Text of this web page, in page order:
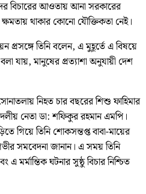
বিচারের আওতায় আনা সরকারের
ক্ষমতায় থাকার কোনো যৌক্তিকতা নেই।
প্রসঙ্গে তিনি বলেন, এ মুহূর্তে এ বিষয়ে
যায়, মানুষের প্রত্যাশা অনুযায়ী দেশ
নিহত চার বছরের শিশু ফাহিমার
নেতা ডা: শফিকুর রহমান এমপি।
গিয়ে তিনি শোকসন্তপ্ত বাবা-মায়ের
সমবেদনা জানান। এ সময় তিনি
এ মর্মান্তিক ঘটনার সুষ্ঠু বিচার নিশ্চিত